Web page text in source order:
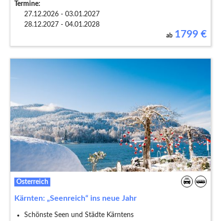
Termine:
27.12.2026 - 03.01.2027
28.12.2027 - 04.01.2028
ab 1799 €
Österreich
Kärnten: „Seenreich“ ins neue Jahr
Schönste Seen und Städte Kärntens